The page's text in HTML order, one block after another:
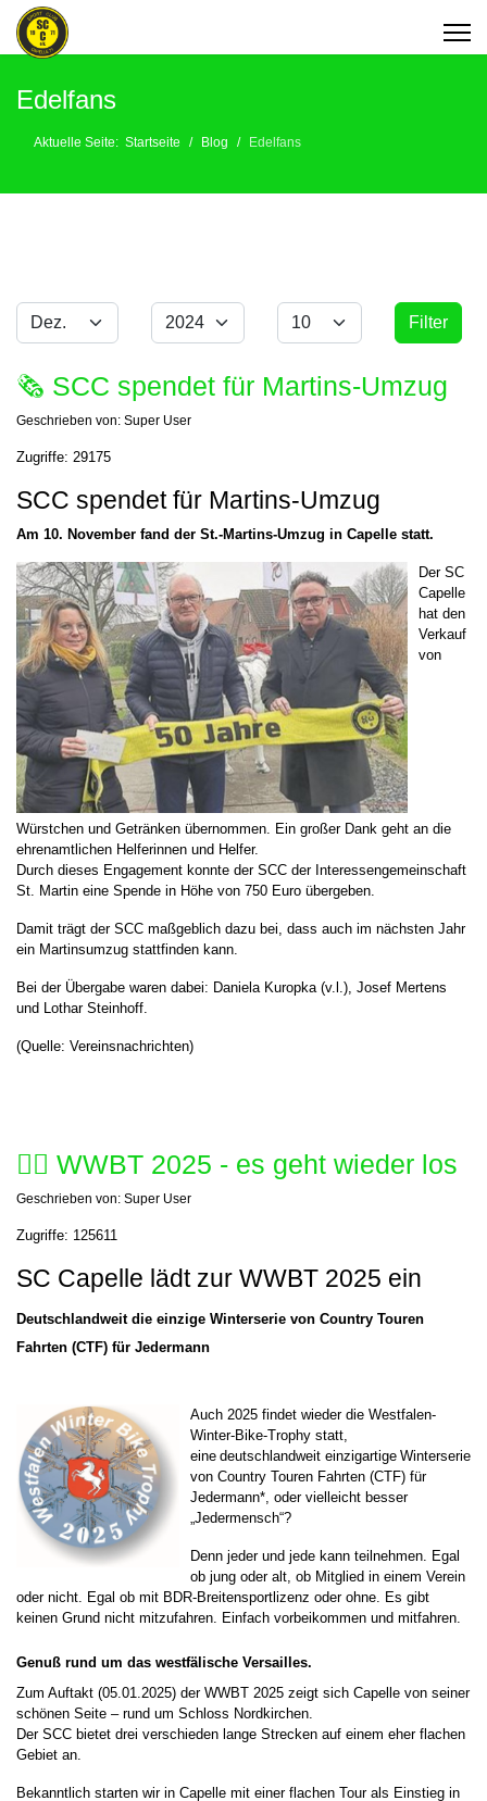
Edelfans
Aktuelle Seite: Startseite Blog Edelfans
Filter
Monat Jahr Anzeige #
Filter
🗞 SCC spendet für Martins-Umzug
Geschrieben von: Super User
Zugriffe: 29175
SCC spendet für Martins-Umzug
Am 10. November fand der St.-Martins-Umzug in Capelle statt.
Der SC
Capelle
hat den
Verkauf
von
Würstchen und Getränken übernommen. Ein großer Dank geht an die
ehrenamtlichen Helferinnen und Helfer.
Durch dieses Engagement konnte der SCC der Interessengemeinschaft
St. Martin eine Spende in Höhe von 750 Euro übergeben.
Damit trägt der SCC maßgeblich dazu bei, dass auch im nächsten Jahr
ein Martinsumzug stattfinden kann.
Bei der Übergabe waren dabei: Daniela Kuropka (v.l.), Josef Mertens
und Lothar Steinhoff.
(Quelle: Vereinsnachrichten)
🚴‍♂️ WWBT 2025 - es geht wieder los
Geschrieben von: Super User
Zugriffe: 125611
SC Capelle lädt zur WWBT 2025 ein
Deutschlandweit die einzige Winterserie von Country Touren
Fahrten (CTF) für Jedermann
Auch 2025 findet wieder die Westfalen-
Winter-Bike-Trophy statt,
eine deutschlandweit einzigartige Winterserie
von Country Touren Fahrten (CTF) für
Jedermann*, oder vielleicht besser
„Jedermensch“?
Denn jeder und jede kann teilnehmen. Egal
ob jung oder alt, ob Mitglied in einem Verein
oder nicht. Egal ob mit BDR-Breitensportlizenz oder ohne. Es gibt
keinen Grund nicht mitzufahren. Einfach vorbeikommen und mitfahren.
Genuß rund um das westfälische Versailles.
Zum Auftakt (05.01.2025) der WWBT 2025 zeigt sich Capelle von seiner
schönen Seite – rund um Schloss Nordkirchen.
Der SCC bietet drei verschieden lange Strecken auf einem eher flachen
Gebiet an.
Bekanntlich starten wir in Capelle mit einer flachen Tour als Einstieg in